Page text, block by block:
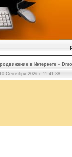
в Интернете »
Сентября 2026 г. 11:41:38